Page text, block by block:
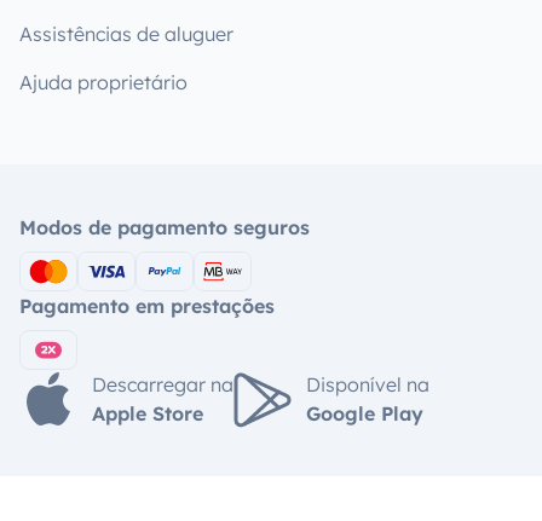
Assistências de aluguer
Ajuda proprietário
Modos de pagamento seguros
Pagamento em prestações
Descarregar na
Apple Store
Disponível na
Google Play